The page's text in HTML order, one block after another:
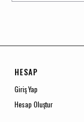
HESAP
Giriş Yap
Hesap Oluştur